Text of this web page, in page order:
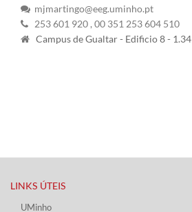
mjmartingo@eeg.uminho.pt
253 601 920 , 00 351 253 604 510
Campus de Gualtar - Edificio 8 - 1.34
LINKS ÚTEIS​
UMinho